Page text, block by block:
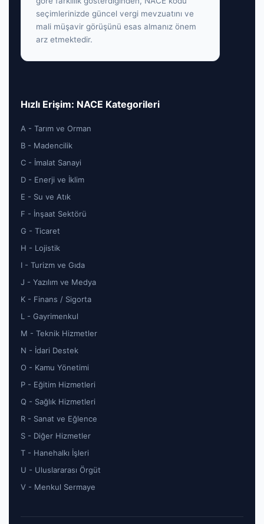
seçimlerinizde güncel vergi mevzuatını ve
mali müşavir görüşünü esas almanız önem
arz etmektedir.
Hızlı Erişim: NACE Kategorileri
A - Tarım ve Orman
B - Madencilik
C - İmalat Sanayi
D - Enerji ve İklim
E - Su ve Atık
F - İnşaat Sektörü
G - Ticaret
H - Lojistik
I - Turizm ve Gıda
J - Yazılım ve Medya
K - Finans / Sigorta
L - Gayrimenkul
M - Teknik Hizmetler
N - İdari Destek
O - Kamu Yönetimi
P - Eğitim Hizmetleri
Q - Sağlık Hizmetleri
R - Sanat ve Eğlence
S - Diğer Hizmetler
T - Hanehalkı İşleri
U - Uluslararası Örgüt
V - Menkul Sermaye